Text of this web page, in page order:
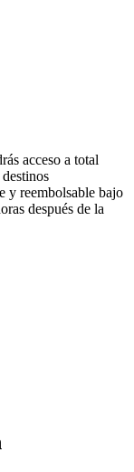
acceso a total
y reembolsable bajo
después de la